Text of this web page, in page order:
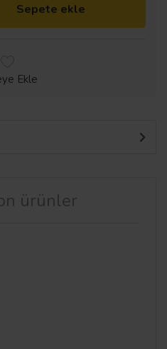
Sepete ekle
Ekle
ürünler